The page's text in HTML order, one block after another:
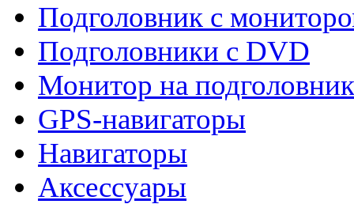
Подголовник с
Подголовники с DVD
Монитор на подголовник
GPS-навигаторы
Навигаторы
Аксессуары